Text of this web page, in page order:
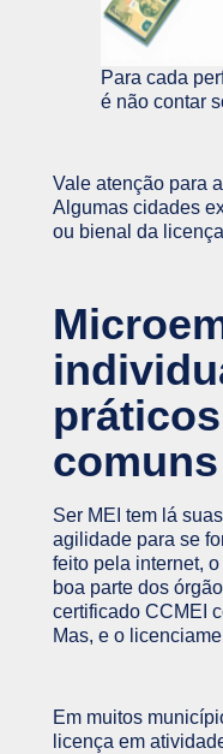
Para cada
é não contar
Vale atenção para
Algumas cidades
ou bienal da
comuns
Ser MEI tem lá
agilidade para se
feito pela internet,
boa parte dos
certificado CCMEI
Mas, e o
Em muitos
licença em